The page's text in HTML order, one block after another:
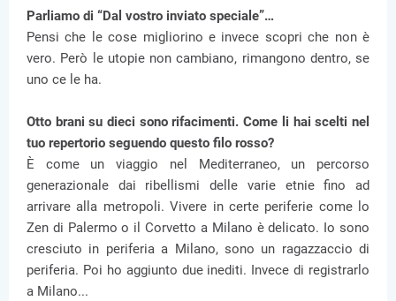
Parliamo di “Dal vostro inviato speciale”…
Pensi che le cose migliorino e invece scopri che non è
vero. Però le utopie non cambiano, rimangono dentro, se
uno ce le ha.
Otto brani su dieci sono rifacimenti. Come li hai scelti nel
tuo repertorio seguendo questo filo rosso?
È come un viaggio nel Mediterraneo, un percorso
generazionale dai ribellismi delle varie etnie fino ad
arrivare alla metropoli. Vivere in certe periferie come lo
Zen di Palermo o il Corvetto a Milano è delicato. Io sono
cresciuto in periferia a Milano, sono un ragazzaccio di
periferia. Poi ho aggiunto due inediti. Invece di registrarlo
a Milano...